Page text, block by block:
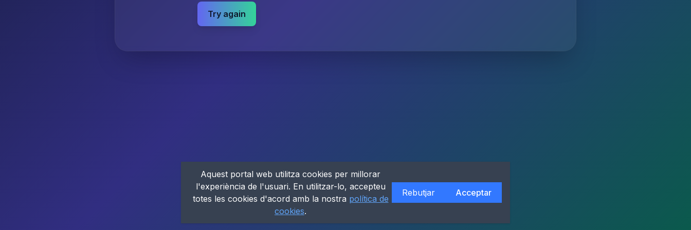
Try again
Aquest portal web utilitza cookies per millorar
l'experiència de l'usuari. En utilitzar-lo, accepteu
totes les cookies d'acord amb la nostra política de
cookies.
Rebutjar Acceptar